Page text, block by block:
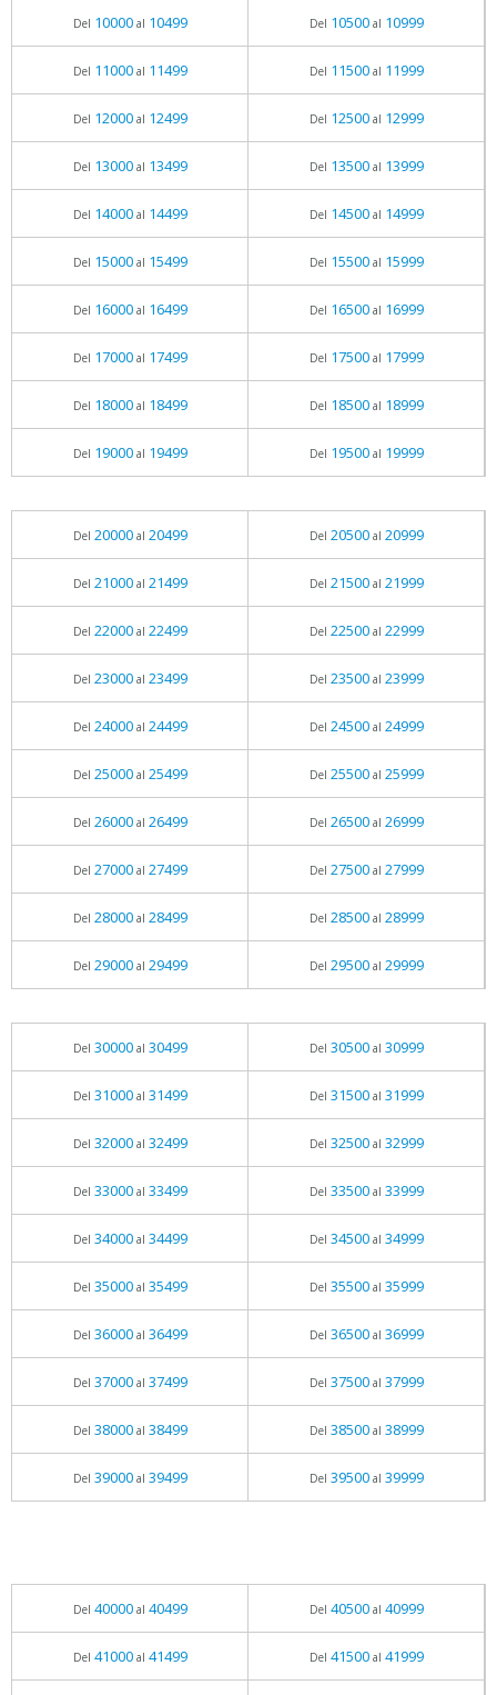
Del 10000al 10499 Del 10500al 10999
Del 11000al 11499 Del 11500al 11999
Del 12000al 12499 Del 12500al 12999
Del 13000al 13499 Del 13500al 13999
Del 14000al 14499 Del 14500al 14999
Del 15000al 15499 Del 15500al 15999
Del 16000al 16499 Del 16500al 16999
Del 17000al 17499 Del 17500al 17999
Del 18000al 18499 Del 18500al 18999
Del 19000al 19499 Del 19500al 19999
Del 20000al 20499 Del 20500al 20999
Del 21000al 21499 Del 21500al 21999
Del 22000al 22499 Del 22500al 22999
Del 23000al 23499 Del 23500al 23999
Del 24000al 24499 Del 24500al 24999
Del 25000al 25499 Del 25500al 25999
Del 26000al 26499 Del 26500al 26999
Del 27000al 27499 Del 27500al 27999
Del 28000al 28499 Del 28500al 28999
Del 29000al 29499 Del 29500al 29999
Del 30000al 30499 Del 30500al 30999
Del 31000al 31499 Del 31500al 31999
Del 32000al 32499 Del 32500al 32999
Del 33000al 33499 Del 33500al 33999
Del 34000al 34499 Del 34500al 34999
Del 35000al 35499 Del 35500al 35999
Del 36000al 36499 Del 36500al 36999
Del 37000al 37499 Del 37500al 37999
Del 38000al 38499 Del 38500al 38999
Del 39000al 39499 Del 39500al 39999
Del 40000al 40499 Del 40500al 40999
Del 41000al 41499 Del 41500al 41999